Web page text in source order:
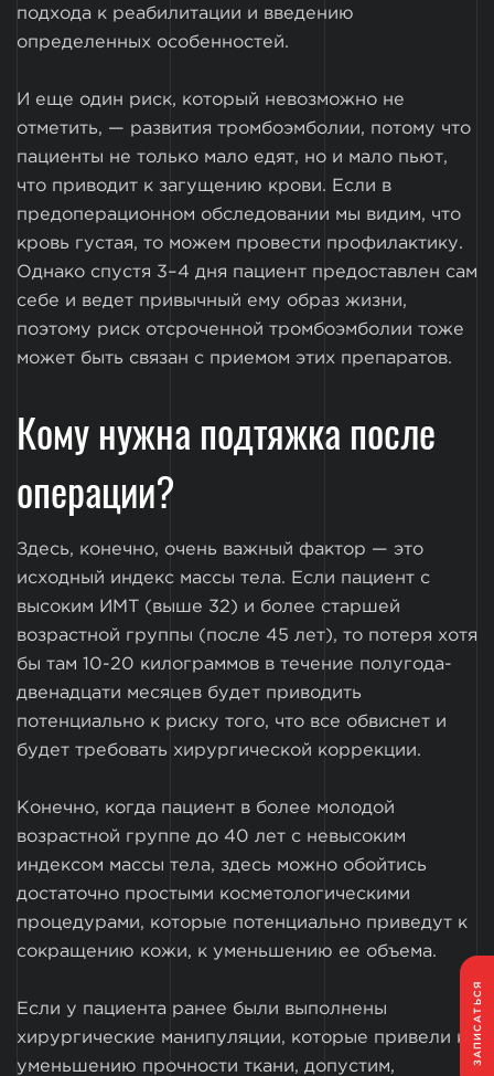
ЗАПИСАТЬСЯ
подхода к реабилитации и введению
определенных особенностей.
И еще один риск, который невозможно не
отметить, — развития тромбоэмболии, потому что
пациенты не только мало едят, но и мало пьют,
что приводит к загущению крови. Если в
предоперационном обследовании мы видим, что
кровь густая, то можем провести профилактику.
Однако спустя 3–4 дня пациент предоставлен сам
себе и ведет привычный ему образ жизни,
поэтому риск отсроченной тромбоэмболии тоже
может быть связан с приемом этих препаратов.
Кому нужна подтяжка после
операции?
Здесь, конечно, очень важный фактор — это
исходный индекс массы тела. Если пациент с
высоким ИМТ (выше 32) и более старшей
возрастной группы (после 45 лет), то потеря хотя
бы там 10-20 килограммов в течение полугода-
двенадцати месяцев будет приводить
потенциально к риску того, что все обвиснет и
будет требовать хирургической коррекции.
Конечно, когда пациент в более молодой
возрастной группе до 40 лет с невысоким
индексом массы тела, здесь можно обойтись
достаточно простыми косметологическими
процедурами, которые потенциально приведут к
сокращению кожи, к уменьшению ее объема.
Если у пациента ранее были выполнены
хирургические манипуляции, которые привели к
уменьшению прочности ткани, допустим,